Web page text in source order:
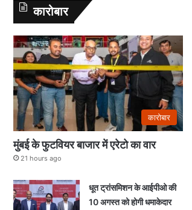
कारोबार
कारोबार
मुंबई के फुटवियर बाजार में एरेटो का वार
21 hours ago
धूत ट्रांसमिशन के आईपीओ की
10 अगस्त को होगी धमाकेदार